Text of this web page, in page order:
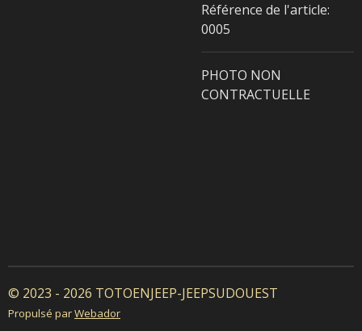
Référence de l'article:
0005
PHOTO NON
CONTRACTUELLE
© 2023 - 2026 TOTOENJEEP-JEEPSUDOUEST
Propulsé parWebador